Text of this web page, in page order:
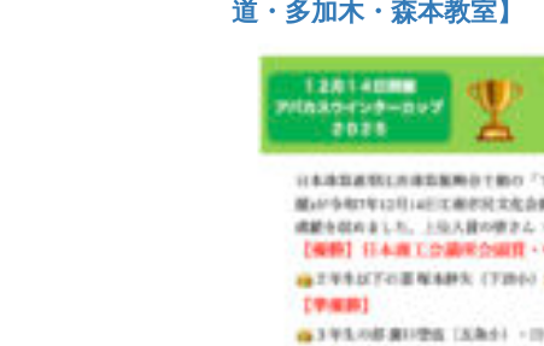
道・多加木・森本教室】